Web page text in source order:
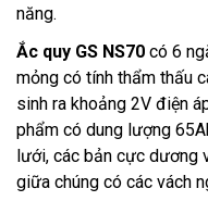
năng.
Ắc quy GS NS70 có 6
mỏng có tính thẩm thấu
sinh ra khoảng 2V điện
phẩm có dung lượng
lưới, các bản cực dương
giữa chúng có các vách